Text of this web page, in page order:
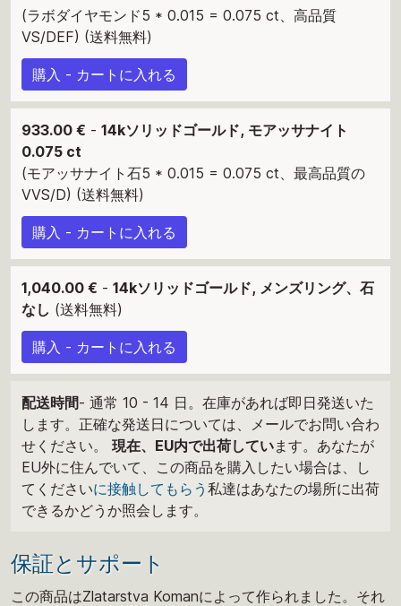
(ラボダイヤモンド5 * 0.015 = 0.075 ct、高品質
VS/DEF) (送料無料)
購入 - カートに入れる
933.00 € - 14kソリッドゴールド, モアッサナイト
0.075 ct
(モアッサナイト石5 * 0.015 = 0.075 ct、最高品質の
VVS/D) (送料無料)
購入 - カートに入れる
1,040.00 € - 14kソリッドゴールド, メンズリング、石
なし (送料無料)
購入 - カートに入れる
配送時間- 通常 10 - 14 日。在庫があれば即日発送いた
します。正確な発送日については、メールでお問い合わ
せください。 現在、EU内で出荷しています。あなたが
EU外に住んでいて、この商品を購入したい場合は、し
てくださいに接触してもらう 私達はあなたの場所に出荷
できるかどうか照会します。
保証とサポート
この商品はZlatarstva Komanによって作られました。それ